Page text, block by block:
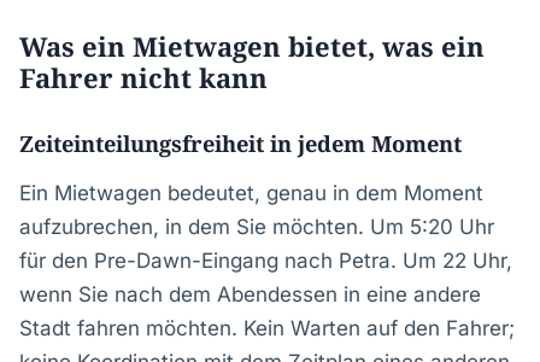
Was ein Mietwagen bietet, was ein
Fahrer nicht kann
Zeiteinteilungsfreiheit in jedem Moment
Ein Mietwagen bedeutet, genau in dem Moment
aufzubrechen, in dem Sie möchten. Um 5:20 Uhr
für den Pre-Dawn-Eingang nach Petra. Um 22 Uhr,
wenn Sie nach dem Abendessen in eine andere
Stadt fahren möchten. Kein Warten auf den Fahrer;